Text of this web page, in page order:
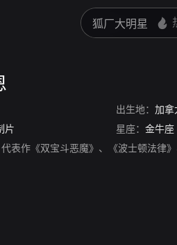
出生地： 加拿
片 星座： 金牛座
表作《双宝斗恶魔》、《波士顿法律》